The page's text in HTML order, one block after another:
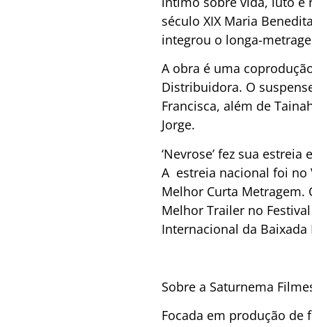
século XIX Maria
integrou o longa-
A obra é uma
Distribuidora. O
Francisca, além de
Jorge.
‘Nevrose’ fez sua
A estreia nacional foi no
Melhor Curta
Melhor Trailer no
Internacional da Baixada
Sobre a Saturnema
Focada em produção de